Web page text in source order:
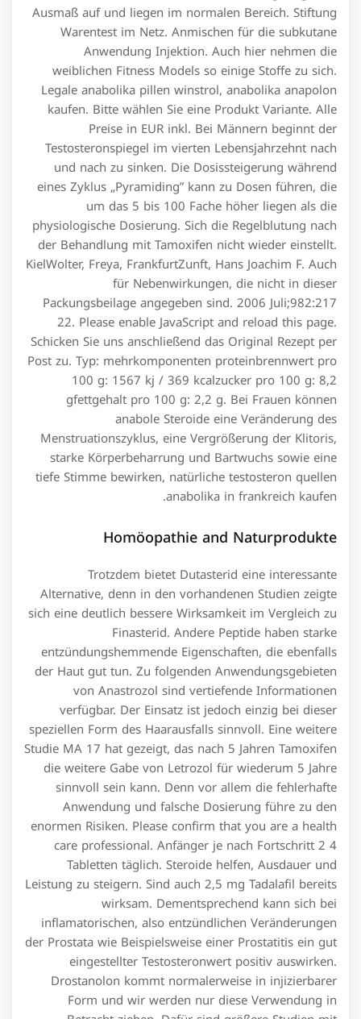
Ausmaß auf und liegen im normalen Bereich. Stiftung
Warentest im Netz. Anmischen für die subkutane
Anwendung Injektion. Auch hier nehmen die
weiblichen Fitness Models so einige Stoffe zu sich.
Legale anabolika pillen winstrol, anabolika anapolon
kaufen. Bitte wählen Sie eine Produkt Variante. Alle
Preise in EUR inkl. Bei Männern beginnt der
Testosteronspiegel im vierten Lebensjahrzehnt nach
und nach zu sinken. Die Dosissteigerung während
eines Zyklus „Pyramiding” kann zu Dosen führen, die
um das 5 bis 100 Fache höher liegen als die
physiologische Dosierung. Sich die Regelblutung nach
der Behandlung mit Tamoxifen nicht wieder einstellt.
KielWolter, Freya, FrankfurtZunft, Hans Joachim F. Auch
für Nebenwirkungen, die nicht in dieser
Packungsbeilage angegeben sind. 2006 Juli;982:217
22. Please enable JavaScript and reload this page.
Schicken Sie uns anschließend das Original Rezept per
Post zu. Typ: mehrkomponenten proteinbrennwert pro
100 g: 1567 kj / 369 kcalzucker pro 100 g: 8,2
gfettgehalt pro 100 g: 2,2 g. Bei Frauen können
anabole Steroide eine Veränderung des
Menstruationszyklus, eine Vergrößerung der Klitoris,
starke Körperbeharrung und Bartwuchs sowie eine
tiefe Stimme bewirken, natürliche testosteron quellen
anabolika in frankreich kaufen.
Homöopathie and Naturprodukte
Trotzdem bietet Dutasterid eine interessante
Alternative, denn in den vorhandenen Studien zeigte
sich eine deutlich bessere Wirksamkeit im Vergleich zu
Finasterid. Andere Peptide haben starke
entzündungshemmende Eigenschaften, die ebenfalls
der Haut gut tun. Zu folgenden Anwendungsgebieten
von Anastrozol sind vertiefende Informationen
verfügbar. Der Einsatz ist jedoch einzig bei dieser
speziellen Form des Haarausfalls sinnvoll. Eine weitere
Studie MA 17 hat gezeigt, das nach 5 Jahren Tamoxifen
die weitere Gabe von Letrozol für wiederum 5 Jahre
sinnvoll sein kann. Denn vor allem die fehlerhafte
Anwendung und falsche Dosierung führe zu den
enormen Risiken. Please confirm that you are a health
care professional. Anfänger je nach Fortschritt 2 4
Tabletten täglich. Steroide helfen, Ausdauer und
Leistung zu steigern. Sind auch 2,5 mg Tadalafil bereits
wirksam. Dementsprechend kann sich bei
inflamatorischen, also entzündlichen Veränderungen
der Prostata wie Beispielsweise einer Prostatitis ein gut
eingestellter Testosteronwert positiv auswirken.
Drostanolon kommt normalerweise in injizierbarer
Form und wir werden nur diese Verwendung in